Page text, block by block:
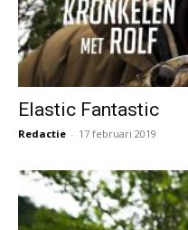
Elastic Fantastic
Redactie - 17 februari 2019